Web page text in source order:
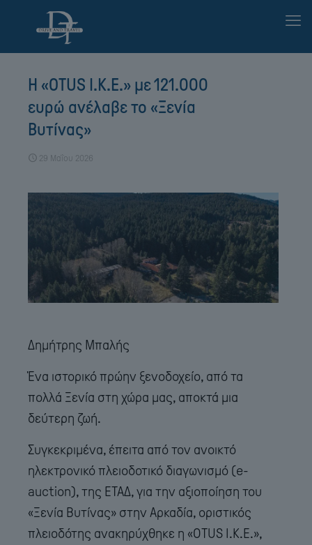
Η «OTUS I.K.E.» με 121.000
ευρώ ανέλαβε το «Ξενία
Βυτίνας»
29 Μαΐου 2026
Δημήτρης Μπαλής
Ένα ιστορικό πρώην ξενοδοχείο, από τα
πολλά Ξενία στη χώρα μας, αποκτά μια
δεύτερη ζωή.
Συγκεκριμένα, έπειτα από τον ανοικτό
ηλεκτρονικό πλειοδοτικό διαγωνισμό (e-
auction), της ΕΤΑΔ, για την αξιοποίηση του
«Ξενία Βυτίνας» στην Αρκαδία, οριστικός
πλειοδότης ανακηρύχθηκε η «OTUS I.K.E.»,